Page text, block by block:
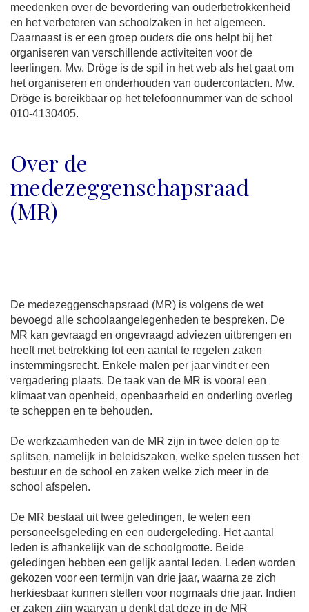
meedenken over de bevordering van ouderbetrokkenheid
en het verbeteren van schoolzaken in het algemeen.
Daarnaast is er een groep ouders die ons helpt bij het
organiseren van verschillende activiteiten voor de
leerlingen. Mw. Dröge is de spil in het web als het gaat om
het organiseren en onderhouden van oudercontacten. Mw.
Dröge is bereikbaar op het telefoonnummer van de school
010-4130405.
Over de
medezeggenschapsraad
(MR)
De medezeggenschapsraad (MR) is volgens de wet
bevoegd alle schoolaangelegenheden te bespreken. De
MR kan gevraagd en ongevraagd adviezen uitbrengen en
heeft met betrekking tot een aantal te regelen zaken
instemmingsrecht. Enkele malen per jaar vindt er een
vergadering plaats. De taak van de MR is vooral een
klimaat van openheid, openbaarheid en onderling overleg
te scheppen en te behouden.
De werkzaamheden van de MR zijn in twee delen op te
splitsen, namelijk in beleidszaken, welke spelen tussen het
bestuur en de school en zaken welke zich meer in de
school afspelen.
De MR bestaat uit twee geledingen, te weten een
personeelsgeleding en een oudergeleding. Het aantal
leden is afhankelijk van de schoolgrootte. Beide
geledingen hebben een gelijk aantal leden. Leden worden
gekozen voor een termijn van drie jaar, waarna ze zich
herkiesbaar kunnen stellen voor nogmaals drie jaar. Indien
er zaken zijn waarvan u denkt dat deze in de MR